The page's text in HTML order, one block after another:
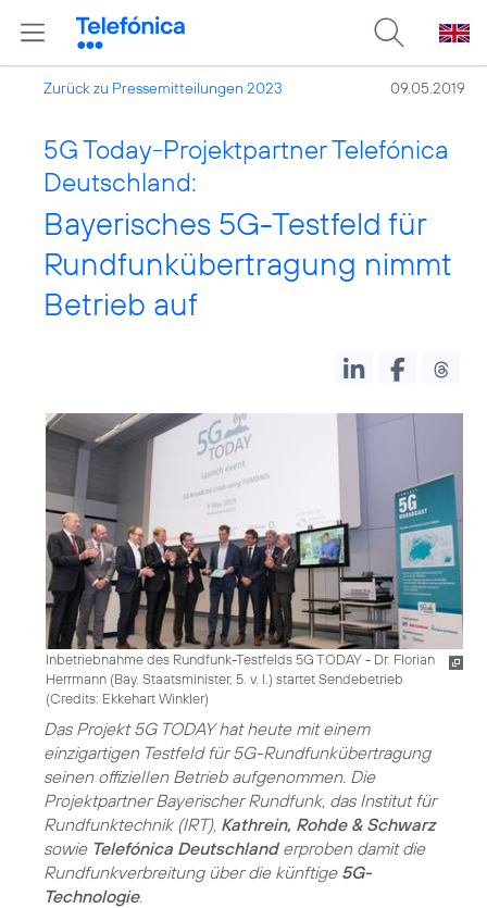
Zurück zu Pressemitteilungen 2023 09.05.2019
5G Today-Projektpartner Telefónica
Deutschland:
Bayerisches 5G-Testfeld für
Rundfunkübertragung nimmt
Betrieb auf
Inbetriebnahme des Rundfunk-Testfelds 5G TODAY - Dr. Florian
Herrmann (Bay. Staatsminister, 5. v. l.) startet Sendebetrieb
(Credits: Ekkehart Winkler)
Das Projekt 5G TODAY hat heute mit einem
einzigartigen Testfeld für 5G-Rundfunkübertragung
seinen offiziellen Betrieb aufgenommen. Die
Projektpartner Bayerischer Rundfunk, das Institut für
Rundfunktechnik (IRT), Kathrein, Rohde & Schwarz
sowie Telefónica Deutschlanderproben damit die
Rundfunkverbreitung über die künftige 5G-
Technologie.